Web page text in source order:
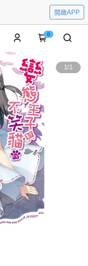
開啟APP
0
1/1